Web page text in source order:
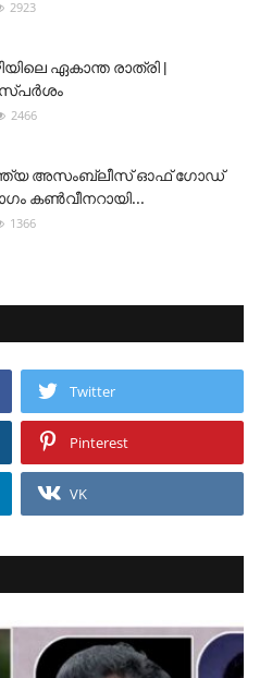
2923
ഏകാന്ത രാത്രി |
2466
അസംബ്ലീസ് ഓഫ് ഗോഡ്
കൺവീനറായി...
1366
Twitter
Pinterest
VK